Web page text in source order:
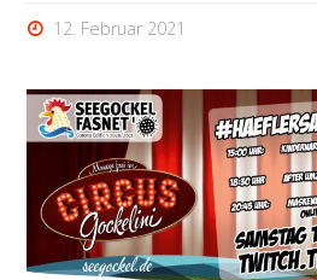
12. Februar 2021